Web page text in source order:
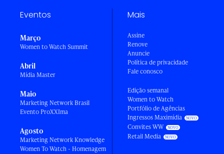
Eventos
Março
Women to Watch Summit
Abril
Mídia Master
Maio
Marketing Network Brasil
Evento ProXXIma
Agosto
Marketing Network Knowledge
Women To Watch - Homenagem
Mais
Assine
Renove
Anuncie
Política de privacidade
Fale conosco
Edição semanal
Women to Watch
Portfólio de Agências
Ingressos Maximídia
Convites WW
Retail Media